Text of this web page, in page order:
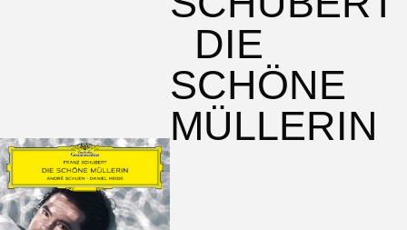
DIE
SCHÖNE
MÜLLERIN